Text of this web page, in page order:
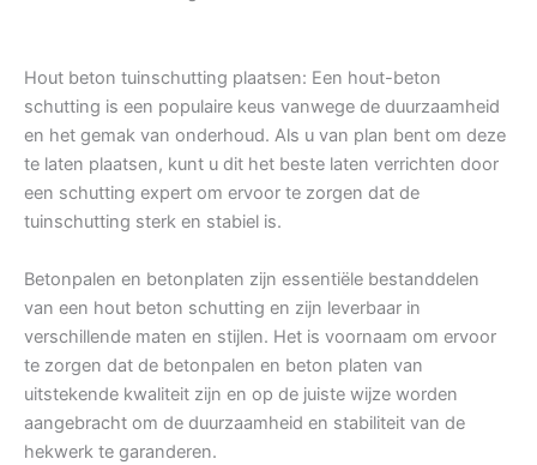
Hout beton tuinschutting plaatsen: Een hout-beton
schutting is een populaire keus vanwege de duurzaamheid
en het gemak van onderhoud. Als u van plan bent om deze
te laten plaatsen, kunt u dit het beste laten verrichten door
een schutting expert om ervoor te zorgen dat de
tuinschutting sterk en stabiel is.
Betonpalen en betonplaten zijn essentiële bestanddelen
van een hout beton schutting en zijn leverbaar in
verschillende maten en stijlen. Het is voornaam om ervoor
te zorgen dat de betonpalen en beton platen van
uitstekende kwaliteit zijn en op de juiste wijze worden
aangebracht om de duurzaamheid en stabiliteit van de
hekwerk te garanderen.